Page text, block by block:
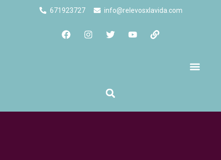
671923727 info@relevosxlavida.com